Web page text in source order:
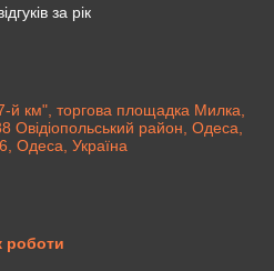
за рік
й км", торгова площадка Милка,
Овідіопольський район, Одеса,
Одеса, Україна
роботи